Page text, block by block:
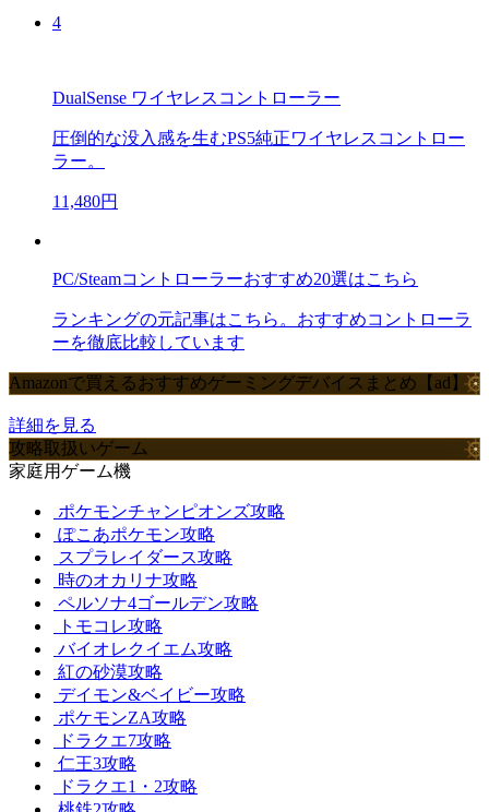
4
DualSense ワイヤレスコントローラー
圧倒的な没入感を生むPS5純正ワイヤレスコントロー
ラー。
11,480円
PC/Steamコントローラーおすすめ20選はこちら
ランキングの元記事はこちら。おすすめコントローラ
ーを徹底比較しています
Amazonで買えるおすすめゲーミングデバイスまとめ【ad】
詳細を見る
攻略取扱いゲーム
家庭用ゲーム機
ポケモンチャンピオンズ攻略
ぽこあポケモン攻略
スプラレイダース攻略
時のオカリナ攻略
ペルソナ4ゴールデン攻略
トモコレ攻略
バイオレクイエム攻略
紅の砂漠攻略
デイモン&ベイビー攻略
ポケモンZA攻略
ドラクエ7攻略
仁王3攻略
ドラクエ1・2攻略